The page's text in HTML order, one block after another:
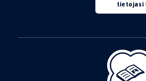
tietojasi